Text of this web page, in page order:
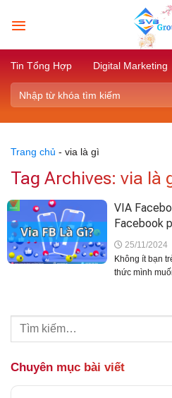
Tin Tổng Hợp Digital Marketing
Trang chủ - via là gì
Tag Archives: via là
VIA
Facebook
25/11/2024
Không ít bạn
thức mình
Chuyên mục bài viết